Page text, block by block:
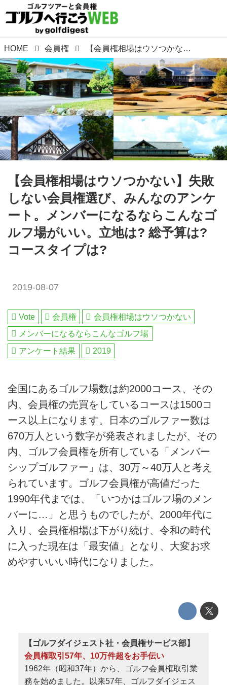
HOME 会員権 【会員権相場はウソつかない】失敗しない会員権選び、みんなのアンケート。メンバーになるならこんなゴルフ場がいい。立地は? 総予算は? コースタイプは?
【会員権相場はウソつかない】失敗
しない会員権選び、みんなのアンケ
ート。メンバーになるならこんなゴ
ルフ場がいい。立地は? 総予算は?
コースタイプは?
2019-08-07
Vote 会員権
会員権相場はウソつかない
メンバーになるならこんなゴルフ場
アンケート結果
2019
全国にあるゴルフ場数は約2000コース、その
内、会員権の売買をしているコースは1500コ
ース以上になります。日本のゴルファー数は
670万人という数字が発表されましたが、その
内、ゴルフ会員権を所有している「メンバー
シップゴルファー」は、30万～40万人と考え
られています。ゴルフ会員権が高値だった
1990年代までは、「いつかはゴルフ場のメン
バーに…」と思うものでしたが、2000年代に
入り、会員権相場は下がり続け、令和の時代
に入った現在は「最安値」となり、大変お求
めやすいいい時代になりました。
【ゴルフダイジェスト社・会員権サービス部】
会員権取引57年、10万件超をお手伝い
1962年（昭和37年）から、ゴルフ会員権取引業
務を始めました。以来57年、ゴルフダイジェス